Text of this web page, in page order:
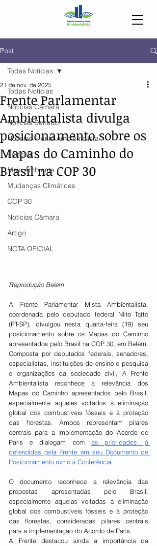
Post
Todas Notícias
Notícias Câmara
Notícias Senado
Notícias Frente Ambientalista
Podcast
Meio Ambiente
Mudanças Climáticas
COP 30
Notícias Câmara
Artigo
NOTA OFICIAL
Todas Notícias
Frente Parlamentar
Ambientalista divulga
posicionamento sobre os
Mapas do Caminho do
Brasil na COP 30
21 de nov. de 2025
Reprodução Belém
A Frente Parlamentar Mista Ambientalista,
coordenada pelo deputado federal Nilto Tatto
(PT-SP), divulgou nesta quarta-feira (19) seu
posicionamento sobre os Mapas do Caminho
apresentados pelo Brasil na COP 30, em Belém.
Composta por deputados federais, senadores,
especialistas, instituições de ensino e pesquisa
e organizações da sociedade civil, A Frente
Ambientalista reconhece a relevância dos
Mapas do Caminho apresentados pelo Brasil,
especialmente aqueles voltados à eliminação
global dos combustíveis fósseis e à proteção
das florestas. Ambos representam pilares
centrais para a implementação do Acordo de
Paris e dialogam com as prioridades já
defendidas pela Frente em seu Documento de
Posicionamento rumo à Conferência.
O documento reconhece a relevância das
propostas apresentadas pelo Brasil,
especialmente aquelas voltadas à eliminação
global dos combustíveis fósseis e à proteção
das florestas, consideradas pilares centrais
para a implementação do Acordo de Paris.
A Frente destacou ainda a importância da